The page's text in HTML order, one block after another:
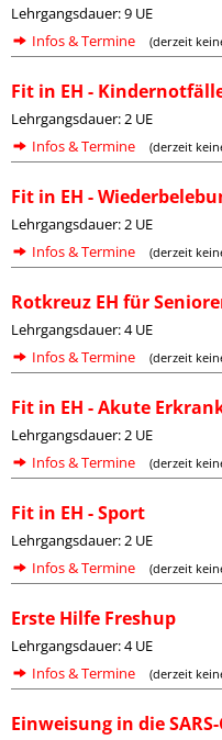
Lehrgangsdauer: 9 UE
Infos & Termine
(derzeit
Fit in EH -
Lehrgangsdauer: 2 UE
Infos & Termine
(derzeit
Fit in EH -
Lehrgangsdauer: 2 UE
Infos & Termine
(derzeit
Rotkreuz EH für
Lehrgangsdauer: 4 UE
Infos & Termine
(derzeit
Fit in EH - Akute
Lehrgangsdauer: 2 UE
Infos & Termine
(derzeit
Fit in EH - Sport
Lehrgangsdauer: 2 UE
Infos & Termine
(derzeit
Erste Hilfe Freshup
Lehrgangsdauer: 4 UE
Infos & Termine
(derzeit
Einweisung in die